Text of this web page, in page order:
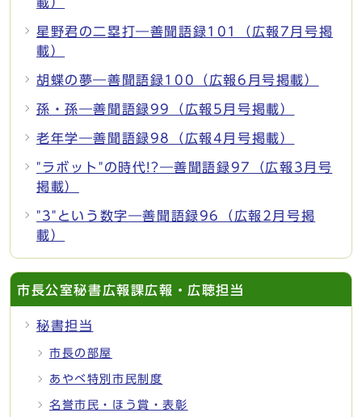
星野君の二塁打―善聞語録101（広報7月号掲
載）
胡蝶の夢―善聞語録100（広報6月号掲載）
孫・孫―善聞語録99（広報5月号掲載）
老年学―善聞語録98（広報4月号掲載）
"ラボット"の時代!?―善聞語録97（広報3月号
掲載）
"3"という数字―善聞語録96（広報2月号掲
載）
市長公室秘書広報課広報・広聴担当
秘書担当
市長の部屋
あやべ特別市民制度
名誉市民・ほう賞・表彰